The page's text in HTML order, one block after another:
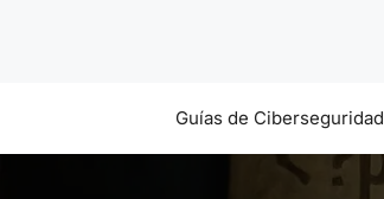
Guías de Ciberseguridad